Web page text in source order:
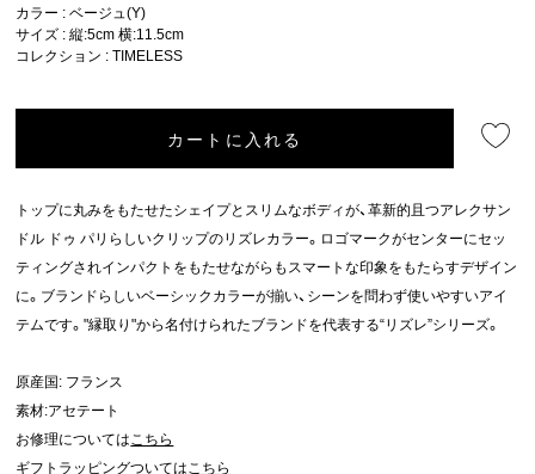
カラー : ベージュ(Y)
サイズ : 縦:5cm 横:11.5cm
コレクション :TIMELESS
カートに入れる
トップに丸みをもたせたシェイプとスリムなボディが、革新的且つアレクサン
ドル ドゥ パリらしいクリップのリズレカラー。ロゴマークがセンターにセッ
ティングされインパクトをもたせながらもスマートな印象をもたらすデザイン
に。ブランドらしいベーシックカラーが揃い、シーンを問わず使いやすいアイ
テムです。"縁取り"から名付けられたブランドを代表する“リズレ”シリーズ。
原産国: フランス
素材:アセテート
お修理についてはこちら
ギフトラッピングついてはこちら